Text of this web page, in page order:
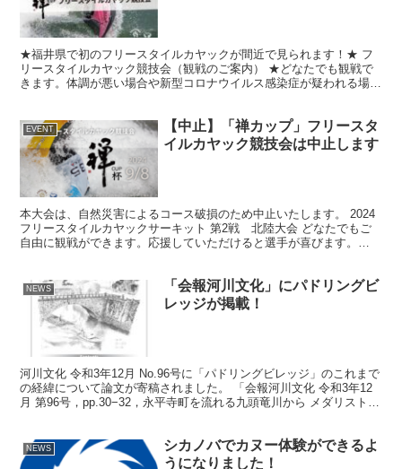
★福井県で初のフリースタイルカヤックが間近で見られます！★ フ
リースタイルカヤック競技会（観戦のご案内） ★どなたでも観戦で
きます。体調が悪い場合や新型コロナウイルス感染症が疑われる場合
EVENT
【中止】「禅カップ」フリースタ
イルカヤック競技会は中止します
本大会は、自然災害によるコース破損のため中止いたします。 2024
フリースタイルカヤックサーキット 第2戦 北陸大会 どなたでもご
自由に観戦ができます。応援していただけると選手が喜びます。
NEWS
「会報河川文化」にパドリングビ
レッジが掲載！
河川文化 令和3年12月 No.96号に「パドリングビレッジ」のこれまで
の経緯について論文が寄稿されました。 「会報河川文化 令和3年12
月 第96号，pp.30−32，永平寺町を流れる九頭竜川から メダリストを
NEWS
シカノバでカヌー体験ができるよ
うになりました！